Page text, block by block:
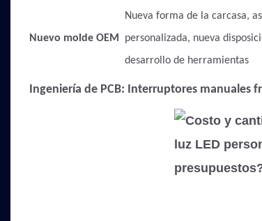
Nuevo molde OEM
Nueva forma de la carcasa,
personalizada, nueva
desarrollo de herramientas
Ingeniería de PCB: Interruptores manuales